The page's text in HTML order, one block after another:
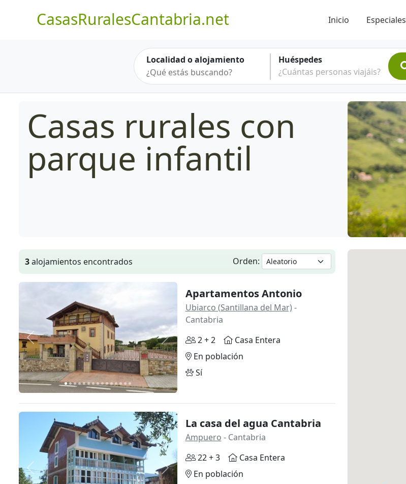
CasasRuralesCantabria.net Inicio Especiales
Localidad o alojamiento
Huéspedes
¿Cuántas personas viajáis?
Casas rurales con
parque infantil
3alojamientos encontrados Orden:
Anterior Siguiente
Apartamentos Antonio
Ubiarco (Santillana del Mar) -
Cantabria
2 + 2
Casa Entera
En población
Sí
Anterior Siguiente
La casa del agua Cantabria
Ampuero - Cantabria
22 + 3
Casa Entera
En población